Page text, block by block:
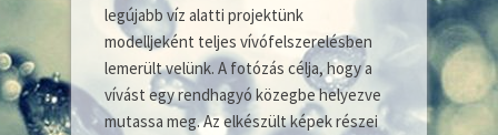
legújabb víz alatti projektünk
modelljeként teljes vívófelszerelésben
lemerült velünk. A fotózás célja, hogy a
vívást egy rendhagyó közegbe helyezve
mutassa meg. Az elkészült képek részei